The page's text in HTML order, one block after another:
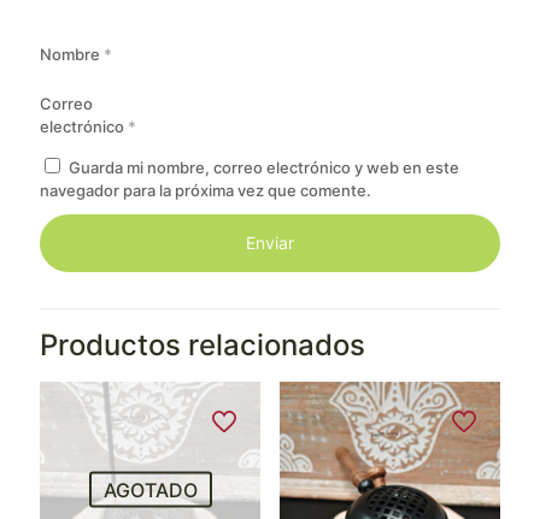
Nombre *
Correo
electrónico *
Guarda mi nombre, correo electrónico y web en este
navegador para la próxima vez que comente.
Productos relacionados
AGOTADO